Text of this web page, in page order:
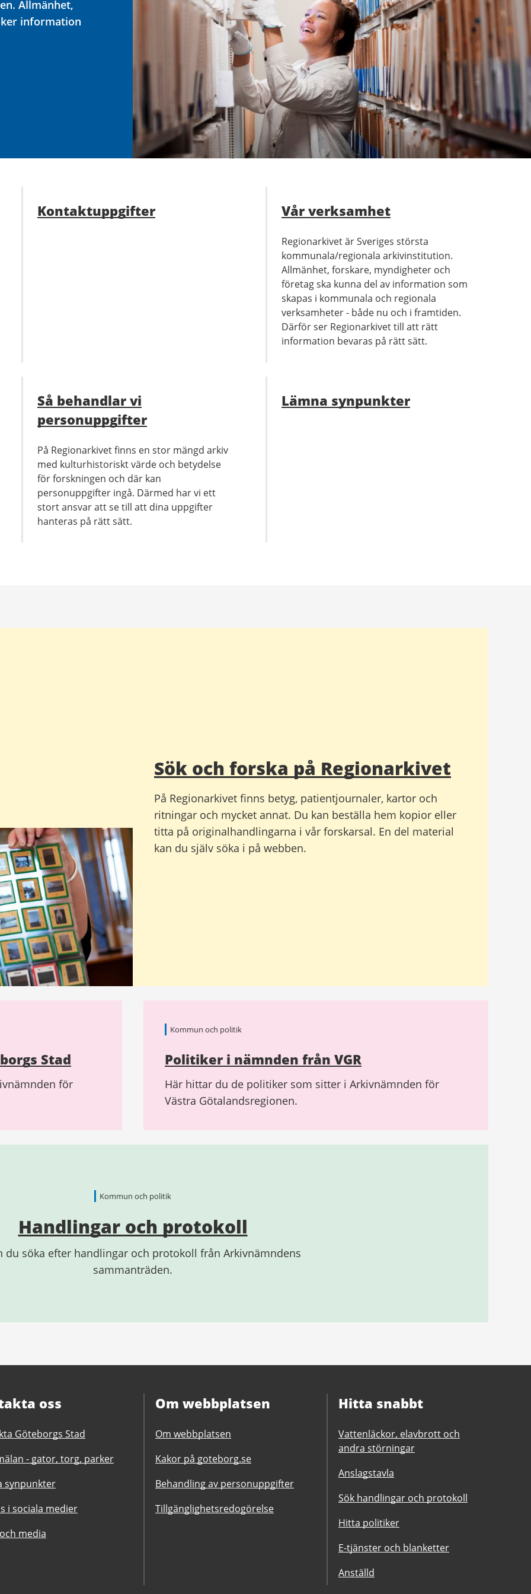
Allmänhet,
information
Kontaktuppgifter Vår verksamhet
Regionarkivet är Sveriges största
kommunala/regionala arkivinstitution.
Allmänhet, forskare, myndigheter och
företag ska kunna del av information som
skapas i kommunala och regionala
verksamheter - både nu och i framtiden.
Därför ser Regionarkivet till att rätt
information bevaras på rätt sätt.
Så behandlar vi
personuppgifter
På Regionarkivet finns en stor mängd arkiv
med kulturhistoriskt värde och betydelse
för forskningen och där kan
personuppgifter ingå. Därmed har vi ett
stort ansvar att se till att dina uppgifter
hanteras på rätt sätt.
Lämna synpunkter
Sök och forska på Regionarkivet
På Regionarkivet finns betyg, patientjournaler, kartor och
ritningar och mycket annat. Du kan beställa hem kopior eller
titta på originalhandlingarna i vår forskarsal. En del material
kan du själv söka i på webben.
Stad
för
Kommun och politik
Politiker i nämnden från VGR
Här hittar du de politiker som sitter i Arkivnämnden för
Västra Götalandsregionen.
Kommun och politik
Handlingar och protokoll
du söka efter handlingar och protokoll från Arkivnämndens
sammanträden.
oss
Göteborgs Stad
- gator, torg, parker
synpunkter
i sociala medier
media
Om webbplatsen
Om webbplatsen
Kakor på goteborg.se
Behandling av personuppgifter
Tillgänglighetsredogörelse
Hitta snabbt
Vattenläckor, elavbrott och
andra störningar
Anslagstavla
Sök handlingar och protokoll
Hitta politiker
E-tjänster och blanketter
Anställd